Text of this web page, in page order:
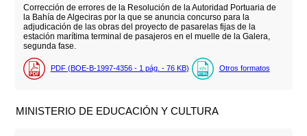
Corrección de errores de la Resolución de la Autoridad Portuaria de
la Bahía de Algeciras por la que se anuncia concurso para la
adjudicación de las obras del proyecto de pasarelas fijas de la
estación marítima terminal de pasajeros en el muelle de la Galera,
segunda fase.
PDF (BOE-B-1997-4356 - 1 pág. - 76 KB) Otros formatos
MINISTERIO DE EDUCACIÓN Y CULTURA